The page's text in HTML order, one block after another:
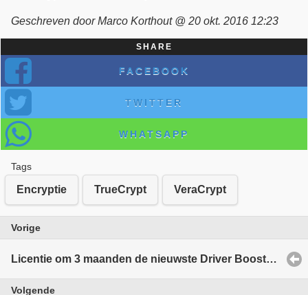
Geschreven door Marco Korthout @ 20 okt. 2016 12:23
SHARE
FACEBOOK
TWITTER
WHATSAPP
Tags
Encryptie TrueCrypt VeraCrypt
Vorige
Licentie om 3 maanden de nieuwste Driver Booster 4 te testen.
Volgende